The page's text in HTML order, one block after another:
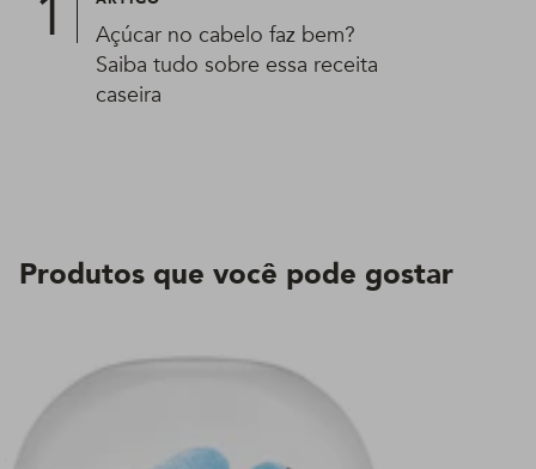
Açúcar no cabelo faz bem?
Saiba tudo sobre essa receita
caseira
Produtos que você pode gostar